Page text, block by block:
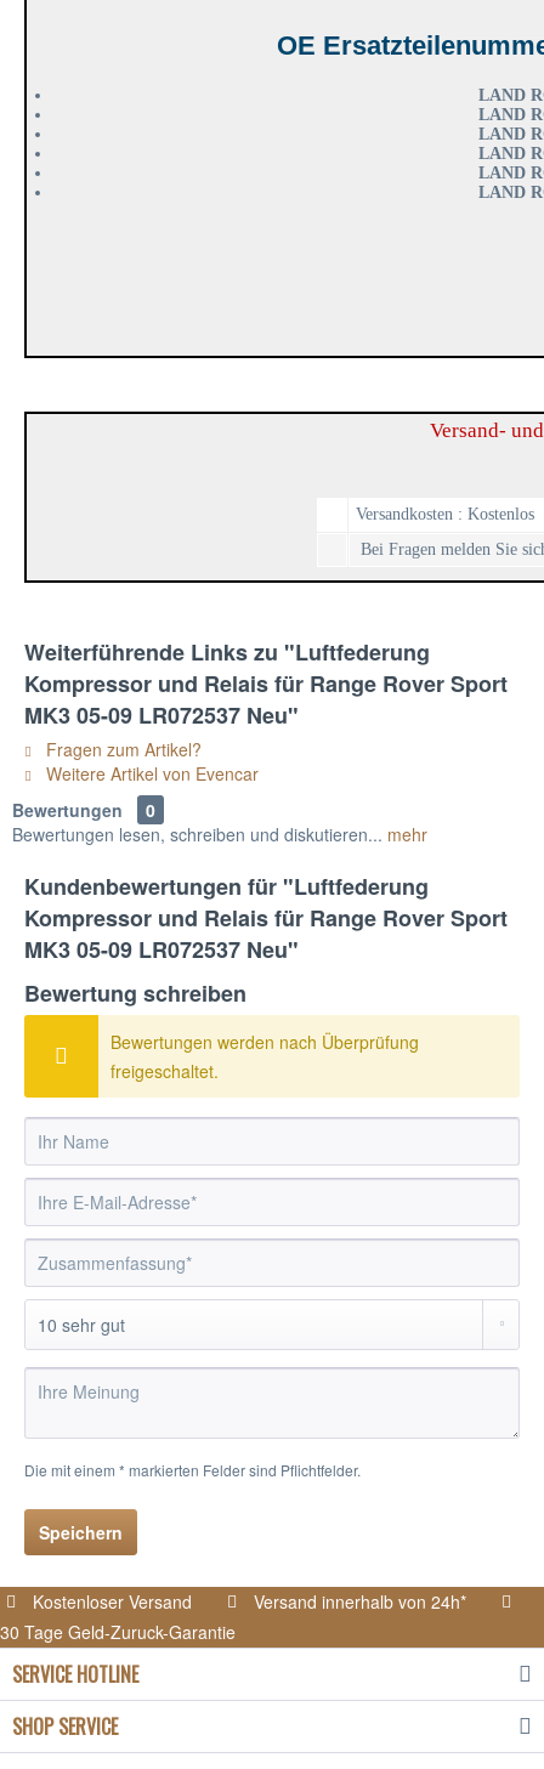
OE
LAND
LAND
LAND
LAND
LAND
LAND
Versand-
Versandkosten : Kostenlos
Bei Fragen melden Sie
Weiterführende Links zu "Luftfederung
Kompressor und Relais für Range Rover Sport
MK3 05-09 LR072537 Neu"
Fragen zum Artikel?
Weitere Artikel von Evencar
Bewertungen
0
Bewertungen lesen, schreiben und diskutieren... mehr
Kundenbewertungen für "Luftfederung
Kompressor und Relais für Range Rover Sport
MK3 05-09 LR072537 Neu"
Bewertung schreiben
Bewertungen werden nach Überprüfung
freigeschaltet.
Die mit einem * markierten Felder sind Pflichtfelder.
Speichern
Kostenloser Versand
Versand innerhalb von 24h*
30 Tage Geld-Zuruck-Garantie
SERVICE HOTLINE
SHOP SERVICE